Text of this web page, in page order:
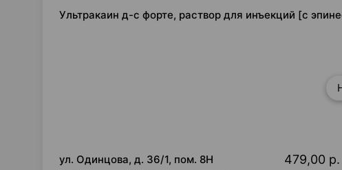
Ультракаин д-с форте, раствор для инъекций [с
ул. Одинцова, д. 36/1, пом. 8Н 479,00 р.